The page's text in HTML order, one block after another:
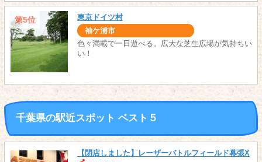
第5位 東京ドイツ村
袖ケ浦市
色々満載で一日遊べる。広大な芝生広場が気持ちい
い！
千葉県の駅近スポット ベスト５
【閉店しました】レーザーバトルフィールド幕張X